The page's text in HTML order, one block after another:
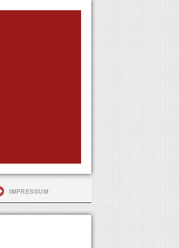
IMPRESSUM